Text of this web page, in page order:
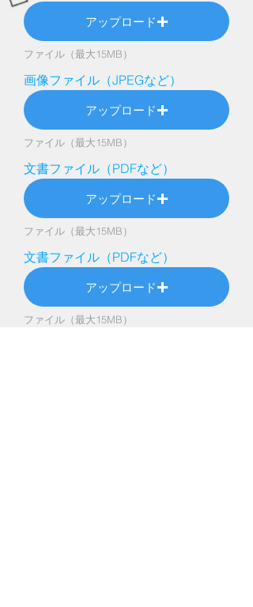
アップロード
ファイル（最大15MB）
画像ファイル（JPEGなど）
アップロード
ファイル（最大15MB）
文書ファイル（PDFなど）
アップロード
ファイル（最大15MB）
文書ファイル（PDFなど）
アップロード
ファイル（最大15MB）